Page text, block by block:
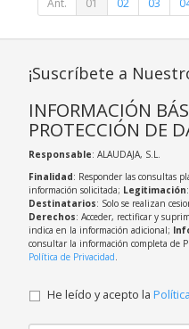
Ant. 01 02 03
¡Suscríbete a
INFORMACIÓN
PROTECCIÓN DE
Responsable: ALAUDAJA, S.L.
Finalidad: Responder las consultas
información solicitada; Legitimación
Destinatarios: Solo se realizan
Derechos: Acceder, rectificar y
indica en la información adicional;
consultar la información completa de
Política de Privacidad.
He leído y acepto la